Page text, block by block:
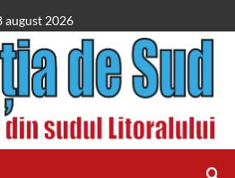
august 2026